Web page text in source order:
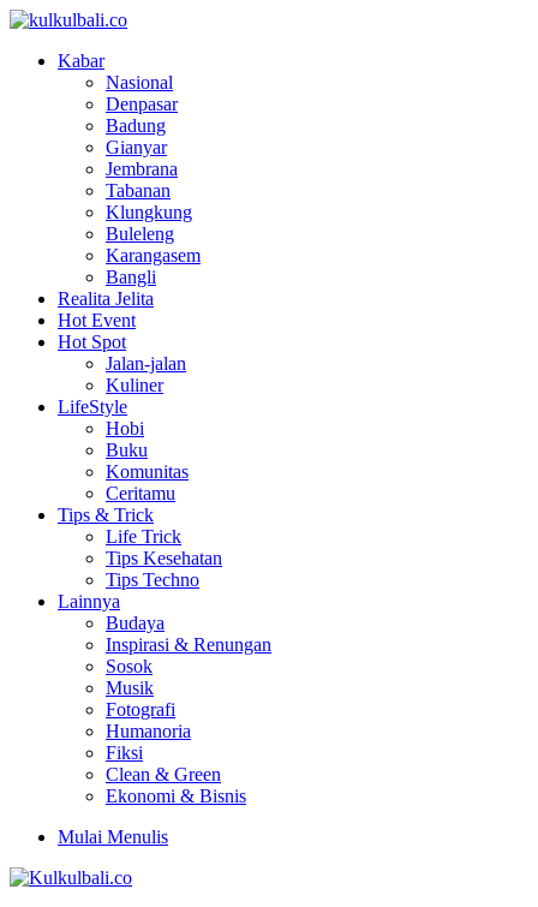
Kabar
Nasional
Denpasar
Badung
Gianyar
Jembrana
Tabanan
Klungkung
Buleleng
Karangasem
Bangli
Realita Jelita
Hot Event
Hot Spot
Jalan-jalan
Kuliner
LifeStyle
Hobi
Buku
Komunitas
Ceritamu
Tips & Trick
Life Trick
Tips Kesehatan
Tips Techno
Lainnya
Budaya
Inspirasi & Renungan
Sosok
Musik
Fotografi
Humanoria
Fiksi
Clean & Green
Ekonomi & Bisnis
Mulai Menulis